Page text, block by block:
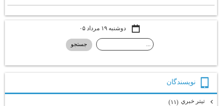
دوشنبه ۱۹ مرداد ۰۵
نويسندگان
تيتر خبري(۱۱)